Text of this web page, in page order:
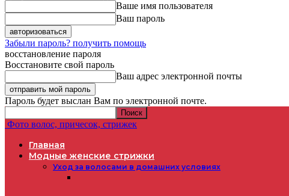
Ваше имя пользователя
Ваш пароль
Забыли пароль? получить помощь
восстановление пароля
Восстановите свой пароль
Ваш адрес электронной почты
Пароль будет выслан Вам по электронной почте.
Фото волос, причесок, стрижек
Главная
Модные женские стрижки
Уход за волосами в домашних условиях